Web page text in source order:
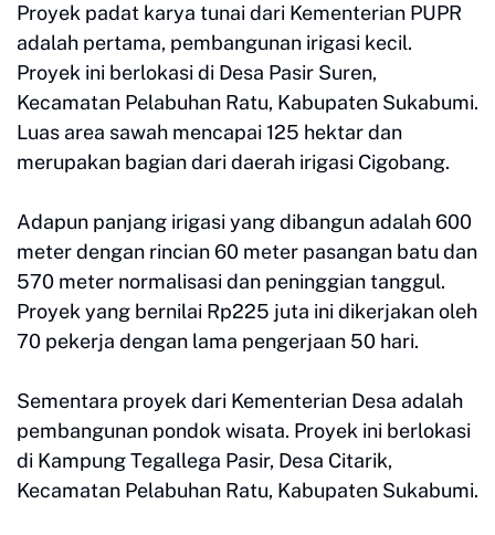
Proyek padat karya tunai dari Kementerian PUPR
adalah pertama, pembangunan irigasi kecil.
Proyek ini berlokasi di Desa Pasir Suren,
Kecamatan Pelabuhan Ratu, Kabupaten Sukabumi.
Luas area sawah mencapai 125 hektar dan
merupakan bagian dari daerah irigasi Cigobang.
Adapun panjang irigasi yang dibangun adalah 600
meter dengan rincian 60 meter pasangan batu dan
570 meter normalisasi dan peninggian tanggul.
Proyek yang bernilai Rp225 juta ini dikerjakan oleh
70 pekerja dengan lama pengerjaan 50 hari.
Sementara proyek dari Kementerian Desa adalah
pembangunan pondok wisata. Proyek ini berlokasi
di Kampung Tegallega Pasir, Desa Citarik,
Kecamatan Pelabuhan Ratu, Kabupaten Sukabumi.